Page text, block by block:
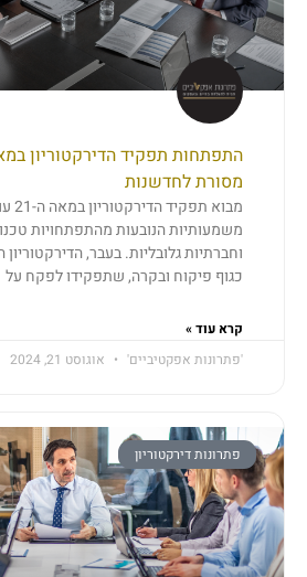
מסורת לחדשנות
משמעותיות הנובעות מהתפתחויות
וחברתיות גלובליות. בעבר,
כגוף פיקוח ובקרה, שתפקידו לפקח על
קרא עוד »
'פתרונות אפקטיביים'
אוגוסט 21, 2024
פתרונות דירקטוריון